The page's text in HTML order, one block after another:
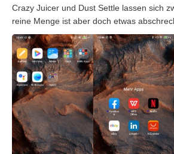
Crazy Juicer und Dust Settle lassen sich
reine Menge ist aber doch etwas